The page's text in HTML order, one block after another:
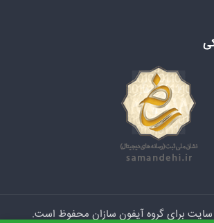
برای گروه آیفون سازان محفوظ است.